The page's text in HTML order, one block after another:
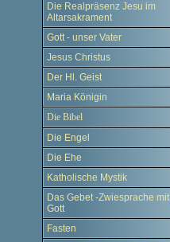
Die Realpräsenz Jesu im
Altarsakrament
Gott - unser Vater
Jesus Christus
Der Hl. Geist
Maria Königin
Die Bibel
Die Engel
Die Ehe
Katholische Mystik
Das Gebet -Zwiesprache mit
Gott
Fasten